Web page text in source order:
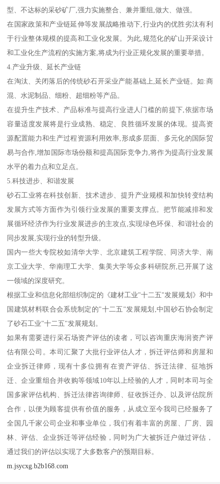
型、不达标的采砂矿厂,强力实施整合、兼并重组,做大、做强。
在国家政策和产业链延伸等发展战略推动下,行业内的优胜劣汰有利
于行业整体规模的提高和工业化发展。为此,规范化的矿山开采设计
和工业化生产流程的实施方案,将成为行业正规化发展的重要举措。
4.产业升级、延长产业链
在淘汰、关闭落后的传统砂石开采业产能基础上,延长产业链。如:商
混、水泥制品、细粉、超细粉等产品。
在提升生产技术、产品标准与提高行业进人门槛的前提下,依据市场
容量适度发展将是行业成熟、稳定、良胜循环发展的体现。提高资
源配置能力和生产过程资源利用效率,形成多层面、多元化的国际贸
易与合作,增加国际市场份额和提高国际竞争力,将作为提高行业发展
水平的着力点和立足点。
5.科技进步、和谐发展
砂石工业将在科技创新、技术进步、提升产业规模和加快转变结构
发展方式等方面作为引领行业发展的重要支撑点。把节能减排和发
展循环经济作为行业发展进步的主攻点,实现绿色环保、和谐社会的
同步发展,实现行业的转型升级。
国内一些大专院校如清华大学、北京建筑工程学院、同济大学、南
京工业大学、华南理工大学、集美大学等众多科研院所,已开展了这
一领域的深度研究。
根据工业和信息化部组织制定的《建材工业"十二五"发展规划》和中
国建筑材料联合会系统制定的"十二五"发展规划,中国砂石协会制定
了砂石工业"十二五"发展规划。
如果有需要进行采石场资产评估的读者，可以咨询重庆海润资产评
估有限公司。本司汇聚了大批行业评估人才，拆迁评估师和房屋和
企业拆迁律师，现有十多位拥有在资产评估、拆迁法律、征地拆
迁、企业重组合并收购等领域10年以上经验的人才，同时本司与全
国多家评估机构、拆迁法律咨询律师、征收拆迁办、以及评估院所
合作，以便为顾客提供有价值的服务，从成立至今我司已经服务了
全国几千家公司企业和事业单位，我们有着丰富的房屋、厂房、园
林、评估、企业拆迁等评估经验，同时为广大被拆迁户做过评估，
通过我们的评估以实现了大多数客户的预期目标。
m.jsycxg.b2b168.com